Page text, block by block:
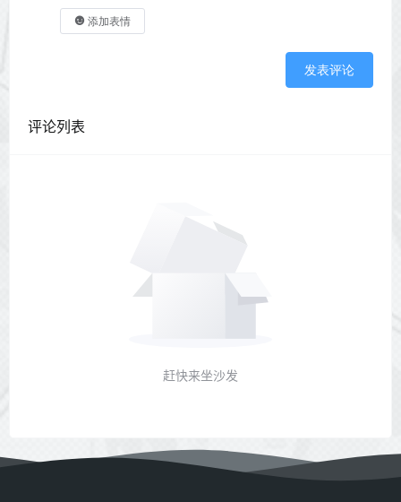
添加表情
发表评论
评论列表
赶快来坐沙发